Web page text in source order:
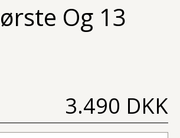
Og 13
3.490 DKK